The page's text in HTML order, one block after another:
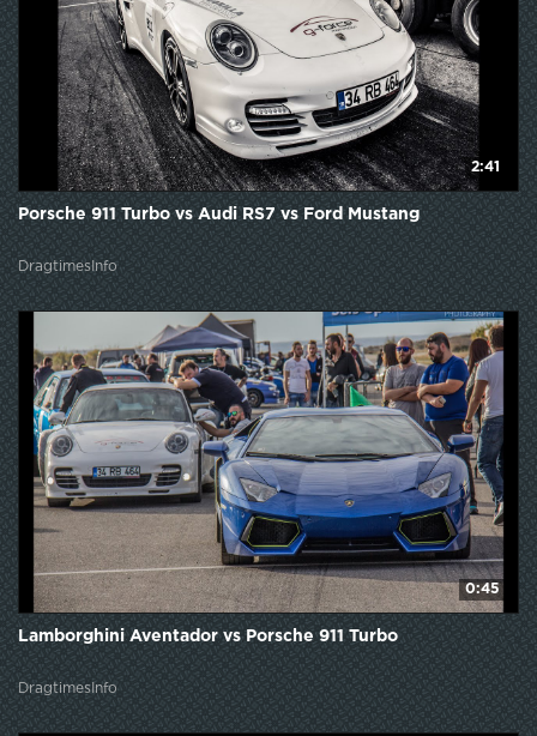
2:41
Porsche 911 Turbo vs Audi RS7 vs Ford Mustang
DragtimesInfo
0:45
Lamborghini Aventador vs Porsche 911 Turbo
DragtimesInfo